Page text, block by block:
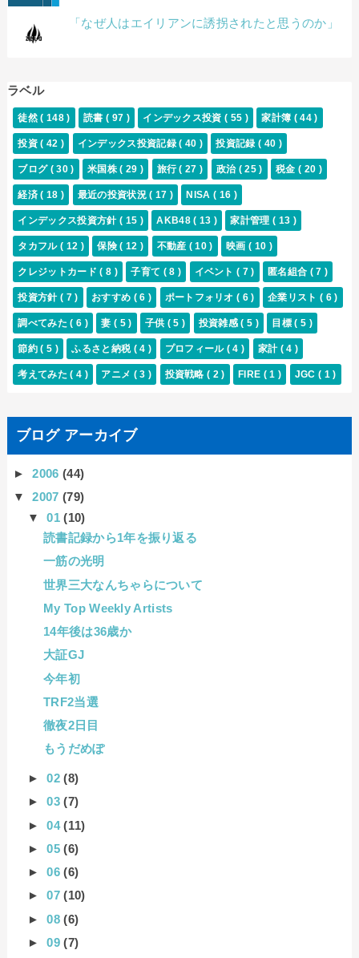
「なぜ人はエイリアンに誘拐されたと思うのか」
ラベル
徒然( 148 ) 読書 ( 97 ) インデックス投資( 55 ) 家計簿 ( 44 )
投資( 42 ) インデックス投資記録( 40 ) 投資記録( 40 )
ブログ ( 30 ) 米国株( 29 ) 旅行( 27 ) 政治 ( 25 ) 税金 ( 20 )
経済( 18 ) 最近の投資状況( 17 ) NISA( 16 )
インデックス投資方針 ( 15 ) AKB48( 13 ) 家計管理( 13 )
タカフル( 12 ) 保険( 12 ) 不動産 ( 10 ) 映画( 10 )
クレジットカード( 8 ) 子育て ( 8 ) イベント( 7 ) 匿名組合 ( 7 )
投資方針( 7 ) おすすめ ( 6 ) ポートフォリオ( 6 ) 企業リスト ( 6 )
調べてみた( 6 ) 妻 ( 5 ) 子供 ( 5 ) 投資雑感( 5 ) 目標( 5 )
節約( 5 ) ふるさと納税 ( 4 ) プロフィール ( 4 ) 家計 ( 4 )
考えてみた( 4 ) アニメ ( 3 ) 投資戦略( 2 ) FIRE ( 1 ) JGC ( 1 )
ブログ アーカイブ
►2006(44)
▼2007(79)
▼01(10)
読書記録から1年を振り返る
一筋の光明
世界三大なんちゃらについて
My Top Weekly Artists
14年後は36歳か
大証GJ
今年初
TRF2当選
徹夜2日目
もうだめぽ
►02(8)
►03(7)
►04(11)
►05(6)
►06(6)
►07(10)
►08(6)
►09(7)